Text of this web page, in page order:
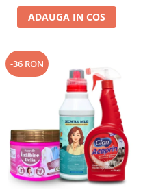
ADAUGA IN COS
-36 RON